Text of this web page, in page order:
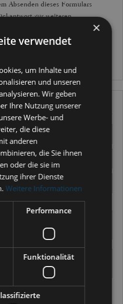
Absenden dieses Formulars
zur weiteren
ausführlich aus, Sie
dem Paket beilegen.
zur Kenntnis
×
verwendet
um Inhalte und
und unseren
Wir geben
Ihre Nutzung unserer
Werbe- und
die diese
anderen
die Sie ihnen
oder die sie im
ihrer Dienste
Weitere Informationen
Performance
Funktionalität